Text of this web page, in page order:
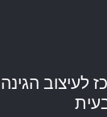
לעיצוב הגינה